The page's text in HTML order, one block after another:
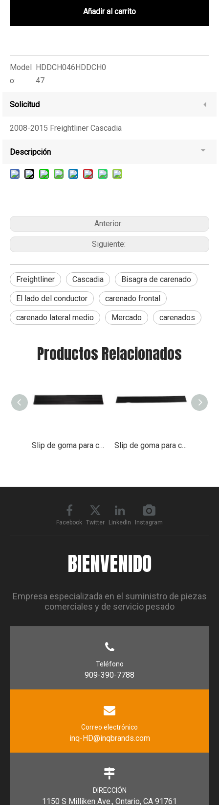
Añadir al carrito
Model
o:
HDDCH046HDDCH0
47
Solicitud
2008-2015 Freightliner Cascadia
Descripción
Anterior:
Siguiente:
Freightliner Cascadia Bisagra de carenado
El lado del conductor carenado frontal
carenado lateral medio Mercado carenados
Productos Relacionados
Slip de goma para carenado de cabina Deflector de viento superior Slip de goma para carenado de cabina Deflector de viento inferior
Facebook Twitter LinkedIn Instagram
BIENVENIDO
Empresa especializada en el suministro de piezas
comerciales y de servicio pesado
Teléfono
909-390-7788
Correo electrónico
inq-HD@inqbrands.com
DIRECCIÓN
1150 S Milliken Ave., Ontario, CA 91761